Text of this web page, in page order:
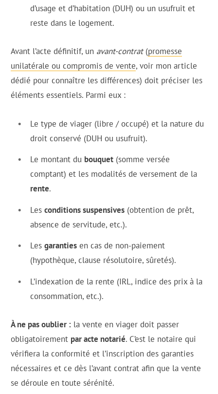
d’usage et d’habitation (DUH) ou un usufruit et
reste dans le logement.
Avant l’acte définitif, un avant-contrat(promesse
unilatérale ou compromis de vente, voir mon article
dédié pour connaître les différences) doit préciser les
éléments essentiels. Parmi eux :
Le type de viager (libre / occupé) et la nature du
droit conservé (DUH ou usufruit).
Le montant du bouquet (somme versée
comptant) et les modalités de versement de la
rente.
Les conditions suspensives (obtention de prêt,
absence de servitude, etc.).
Les garanties en cas de non-paiement
(hypothèque, clause résolutoire, sûretés).
L’indexation de la rente (IRL, indice des prix à la
consommation, etc.).
À ne pas oublier : la vente en viager doit passer
obligatoirement par acte notarié. C’est le notaire qui
vérifiera la conformité et l’inscription des garanties
nécessaires et ce dès l’avant contrat afin que la vente
se déroule en toute sérénité.